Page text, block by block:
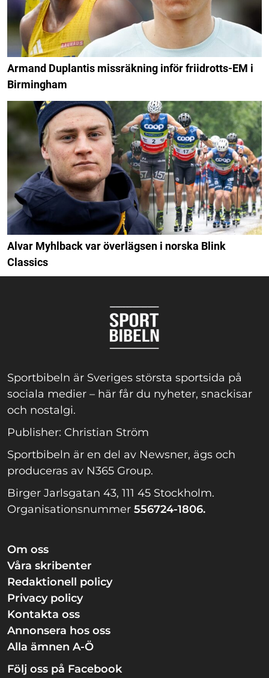
Armand Duplantis missräkning inför friidrotts-EM i
Birmingham
Alvar Myhlback var överlägsen i norska Blink
Classics
Sportbibeln är Sveriges största sportsida på
sociala medier – här får du nyheter, snackisar
och nostalgi.
Publisher: Christian Ström
Sportbibeln är en del av Newsner, ägs och
produceras av N365 Group.
Birger Jarlsgatan 43, 111 45 Stockholm.
Organisationsnummer 556724-1806.
Om oss
Våra skribenter
Redaktionell policy
Privacy policy
Kontakta oss
Annonsera hos oss
Alla ämnen A-Ö
Följ oss på Facebook